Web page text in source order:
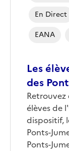
Les
des
Retrouvez
élèves de
dispositif,
Ponts-
Ponts-
En Direct
EANA